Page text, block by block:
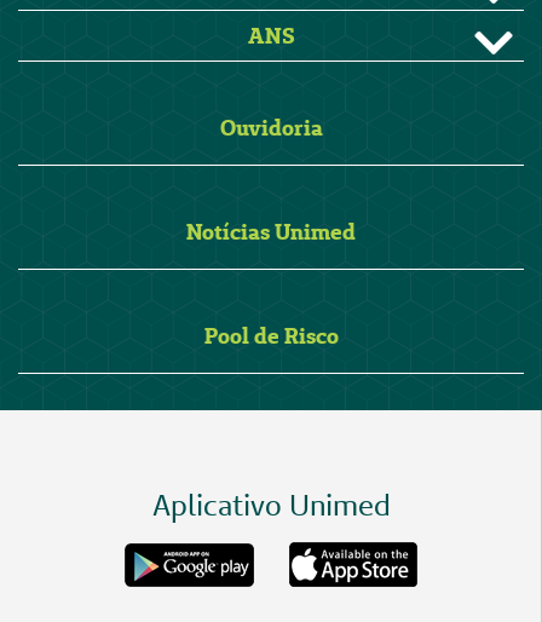
ANS
Ouvidoria
Notícias Unimed
Pool de Risco
Aplicativo Unimed